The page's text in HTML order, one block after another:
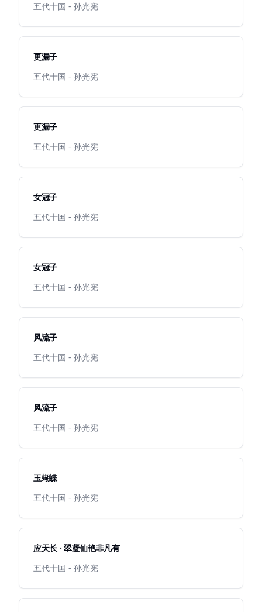
五代十国 - 孙光宪
更漏子
五代十国 - 孙光宪
更漏子
五代十国 - 孙光宪
女冠子
五代十国 - 孙光宪
女冠子
五代十国 - 孙光宪
风流子
五代十国 - 孙光宪
风流子
五代十国 - 孙光宪
玉蝴蝶
五代十国 - 孙光宪
应天长 · 翠凝仙艳非凡有
五代十国 - 孙光宪